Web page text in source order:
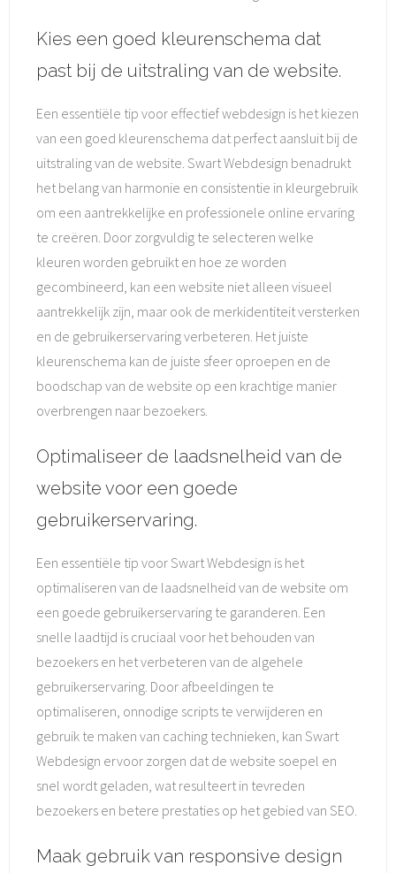
Kies een goed kleurenschema dat
past bij de uitstraling van de website.
Een essentiële tip voor effectief webdesign is het kiezen
van een goed kleurenschema dat perfect aansluit bij de
uitstraling van de website. Swart Webdesign benadrukt
het belang van harmonie en consistentie in kleurgebruik
om een aantrekkelijke en professionele online ervaring
te creëren. Door zorgvuldig te selecteren welke
kleuren worden gebruikt en hoe ze worden
gecombineerd, kan een website niet alleen visueel
aantrekkelijk zijn, maar ook de merkidentiteit versterken
en de gebruikerservaring verbeteren. Het juiste
kleurenschema kan de juiste sfeer oproepen en de
boodschap van de website op een krachtige manier
overbrengen naar bezoekers.
Optimaliseer de laadsnelheid van de
website voor een goede
gebruikerservaring.
Een essentiële tip voor Swart Webdesign is het
optimaliseren van de laadsnelheid van de website om
een goede gebruikerservaring te garanderen. Een
snelle laadtijd is cruciaal voor het behouden van
bezoekers en het verbeteren van de algehele
gebruikerservaring. Door afbeeldingen te
optimaliseren, onnodige scripts te verwijderen en
gebruik te maken van caching technieken, kan Swart
Webdesign ervoor zorgen dat de website soepel en
snel wordt geladen, wat resulteert in tevreden
bezoekers en betere prestaties op het gebied van SEO.
Maak gebruik van responsive design